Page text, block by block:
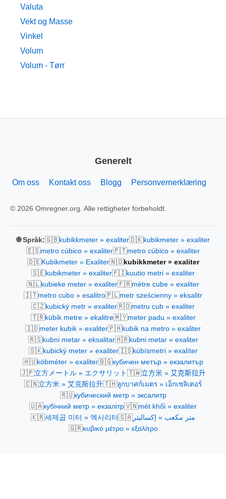
Valuta
Vekt og Masse
Vinkel
Volum
Volum - Tørr
Generelt
Om oss Kontakt oss Blogg Personvernerklæring
© 2026 Omregner.org. Alle rettigheter forbeholdt.
🌐 Språk:🇬🇧kubikkmeter » exaliter🇩🇰kubikmeter » exaliter
🇪🇸metro cúbico » exaliter🇵🇹metro cúbico » exaliter
🇩🇪Kubikmeter » Exaliter🇳🇴kubikkmeter » exaliter
🇸🇪kubikmeter » exaliter🇫🇮kuutio metri » exaliter
🇳🇱kubieke meter » exaliter🇫🇷mètre cube » exaliter
🇮🇹metro cubo » esalitro🇵🇱metr sześcienny » eksalitr
🇨🇿kubický metr » exaliter🇷🇴metru cub » exaliter
🇹🇷kübik metre » ekalitre🇲🇾meter padu » exaliter
🇮🇩meter kubik » exaliter🇵🇭kubik na metro » exaliter
🇷🇸kubni metar » eksalitar🇭🇷kubni metar » exaliter
🇸🇰kubický meter » exaliter🇮🇸kúbísmetri » exalíter
🇭🇺köbméter » exaliter🇧🇬кубичен метър » екзалитър
🇯🇵立方メートル » エクサリット 🇹🇼立方米 » 艾克斯拉升
🇨🇳立方米 » 艾克斯拉升🇹🇭ลูกบาศก์เมตร » เอ็กเซลิเตอร์
🇷🇺кубический метр » эксалитр
🇺🇦кубічний метр » екзалітр🇻🇳mét khối » exaliter
🇰🇷세제곱 미터 » 엑사리터 🇸🇦متر مكعب » إكساليتر
🇬🇷κυβικό μέτρο » εξαλίτρο